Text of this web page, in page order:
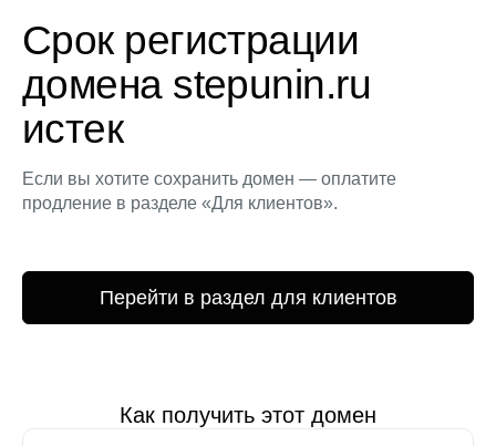
Срок регистрации
домена stepunin.ru
истек
Если вы хотите сохранить домен — оплатите
продление в разделе «Для клиентов».
Перейти в раздел для клиентов
Как получить этот домен